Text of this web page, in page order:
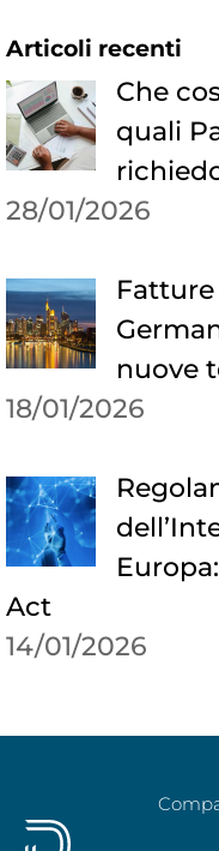
Articoli recenti
Che
quali
28/01/2026
nuove
18/01/2026
Act
14/01/2026